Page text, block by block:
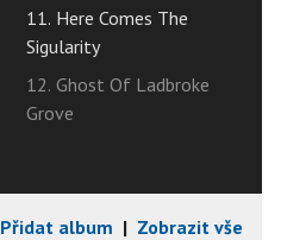
11. Here Comes The
Sigularity
12. Ghost Of Ladbroke
Grove
Přidat album | Zobrazit vše